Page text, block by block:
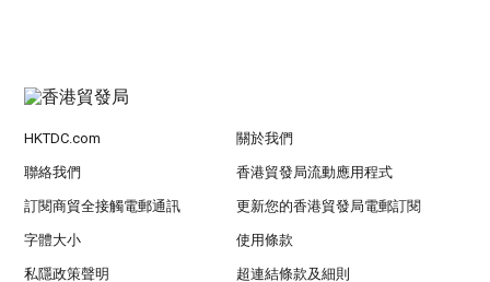
HKTDC.com 關於我們
聯絡我們 香港貿發局流動應用程式
訂閱商貿全接觸電郵通訊 更新您的香港貿發局電郵訂閱
字體大小 使用條款
私隱政策聲明 超連結條款及細則